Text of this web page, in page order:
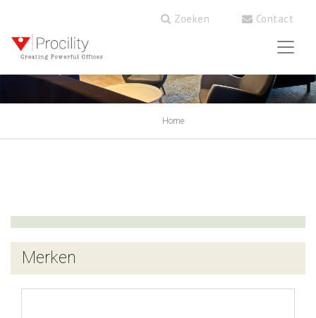
Zoeken Contact
Home
Merken